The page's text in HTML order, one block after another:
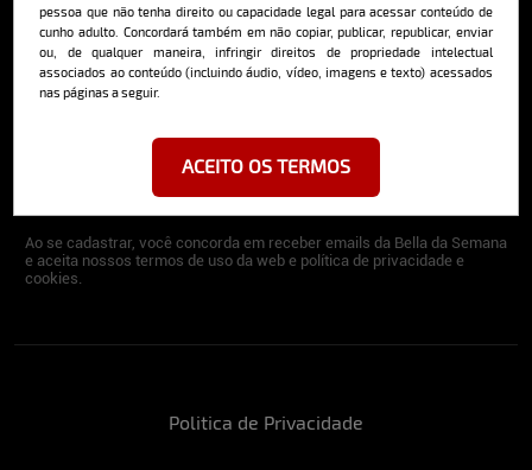
pessoa que não tenha direito ou capacidade legal para acessar conteúdo de
cunho adulto. Concordará também em não copiar, publicar, republicar, enviar
ou, de qualquer maneira, infringir direitos de propriedade intelectual
associados ao conteúdo (incluindo áudio, vídeo, imagens e texto) acessados
nas páginas a seguir.
ACEITO OS TERMOS
Politica de Privacidade
Cadastre-se e receba a mais
deliciosa newsletter da internet
Ao se cadastrar, você concorda em receber emails da Bella da Semana
e aceita nossos termos de uso da web e política de privacidade e
cookies.